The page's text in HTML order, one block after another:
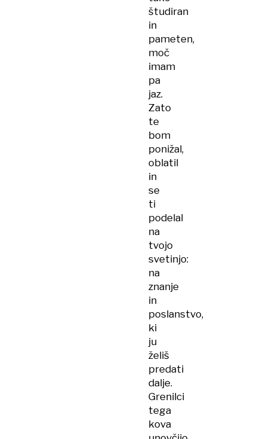
študiran
in
pameten,
moč
imam
pa
jaz.
Zato
te
bom
ponižal,
oblatil
in
se
ti
podelal
na
tvojo
svetinjo:
na
znanje
in
poslanstvo,
ki
ju
želiš
predati
dalje.
Grenilci
tega
kova